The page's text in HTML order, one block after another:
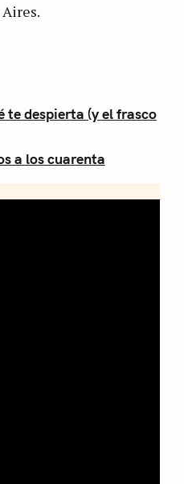
te despierta (y el frasco
a los cuarenta